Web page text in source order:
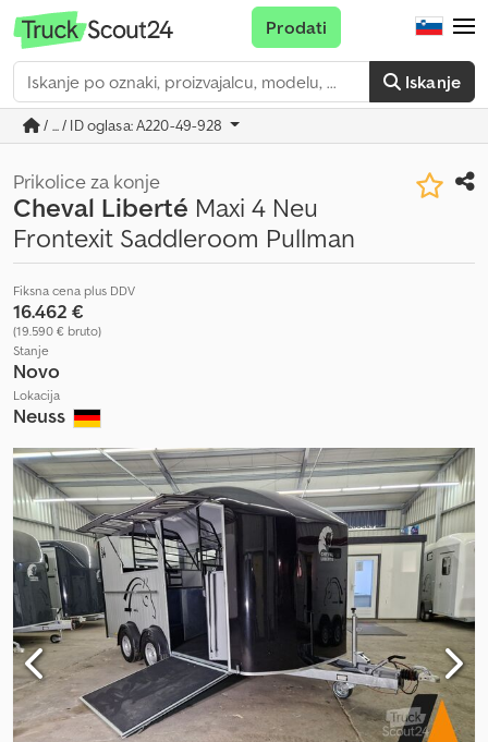
Iskanje
Prodati
/ ... / ID oglasa: A220-49-928
Prikolice za konje
Cheval Liberté Maxi 4 Neu
Frontexit Saddleroom Pullman
Fiksna cena plus DDV
16.462 €
(19.590 € bruto)
Stanje
Novo
Lokacija
Neuss